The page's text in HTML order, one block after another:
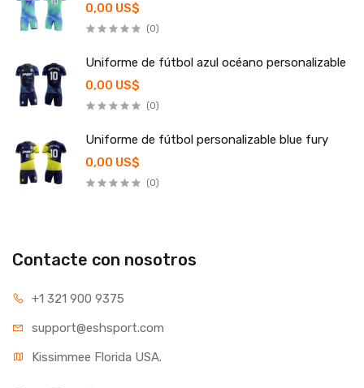
0,00 US$
(0)
Uniforme de fútbol azul océano personalizable
0,00 US$
(0)
Uniforme de fútbol personalizable blue fury
0,00 US$
(0)
Contacte con nosotros
+1 321 900 9375
support@eshsport.com
Kissimmee Florida USA.